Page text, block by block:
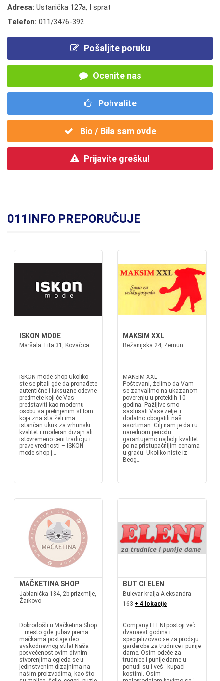
Adresa: Ustanička 127a, I sprat
Telefon: 011/3476-392
Pošaljite poruku
Ocenite nas
Pohvalite
Bio / Bila sam ovde
Prijavite grešku!
011INFO PREPORUČUJE
ISKON MODE
Maršala Tita 31, Kovačica
ISKON mode shop Ukoliko
ste se pitali gde da pronađete
autentične i luksuzne odevne
predmete koji će Vas
predstaviti kao modernu
osobu sa prefinjenim stilom
koja zna šta želi ima
istančan ukus za vrhunski
kvalitet i moderan dizajn ali
istovremeno ceni tradiciju i
prave vrednosti – ISKON
mode shop j...
MAKSIM XXL
Bežanijska 24, Zemun
MAKSIM XXL------------
Poštovani, želimo da Vam
se zahvalimo na ukazanom
poverenju u proteklih 10
godina. Pažljivo smo
saslušali Vaše želje i
dodatno obogatili naš
asortiman. Cilj nam je da i u
narednom periodu
garantujemo najbolji kvalitet
po najpristupačnijim cenama
u gradu. Ukoliko niste iz
Beog...
MAČKETINA SHOP
Jablanička 184, 2b prizemlje,
Žarkovo
Dobrodošli u Mačketina Shop
– mesto gde ljubav prema
mačkama postaje deo
svakodnevnog stila! Naša
posvećenost ovim divnim
stvorenjima ogleda se u
jedinstvenim dizajnima na
našim proizvodima, kao što
BUTICI ELENI
Bulevar kralja Aleksandra
163 + 4 lokacije
Company ELENI postoji već
dvanaest godina i
specijalizovao se za prodaju
garderobe za trudnice i punije
dame. Osim odeće za
trudnice i punije dame u
ponudi su i veš i kupaći
kostimi. Osim